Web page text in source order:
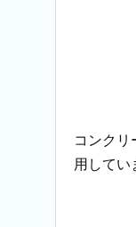
コンク
用してい